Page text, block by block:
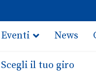
Eventi News
Scegli il tuo giro